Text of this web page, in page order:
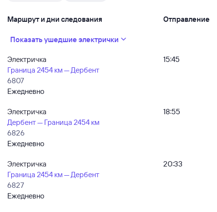
Маршрут и дни следования Отправление
Показать ушедшие электрички
Электричка
Граница 2454 км — Дербент
6807
Ежедневно
15:45
Электричка
Дербент — Граница 2454 км
6826
Ежедневно
18:55
Электричка
Граница 2454 км — Дербент
6827
Ежедневно
20:33